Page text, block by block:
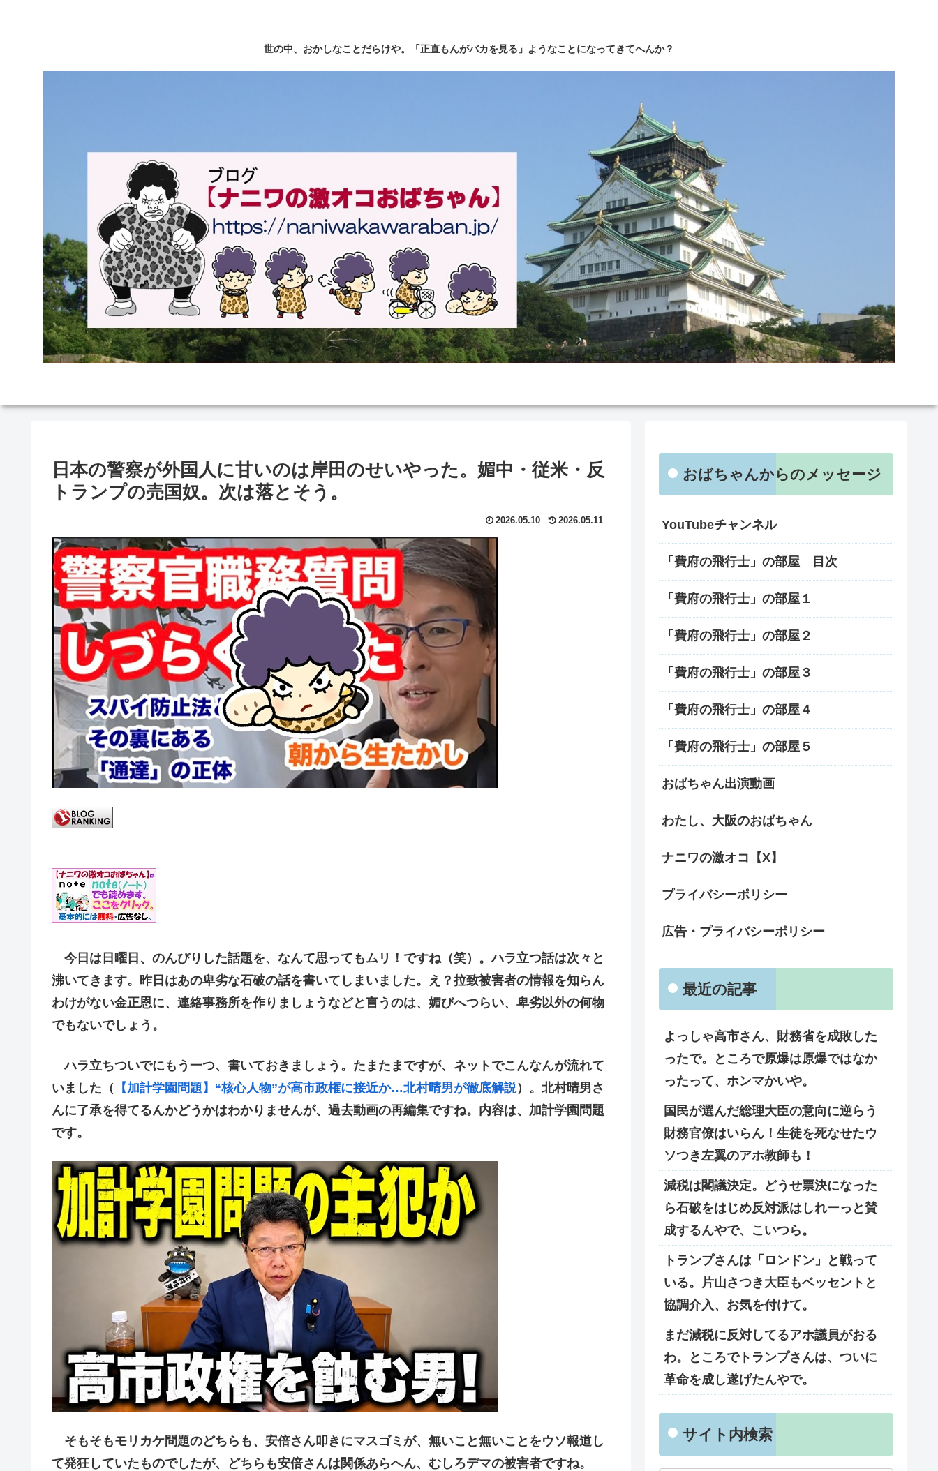
世の中、おかしなことだらけや。「正直もんがバカを見る」ようなことになってきてへんか？
日本の警察が外国人に甘いのは岸田のせいやった。媚中・従米・反
トランプの売国奴。次は落とそう。
2026.05.10 2026.05.11
今日は日曜日、のんびりした話題を、なんて思ってもムリ！ですね（笑）。ハラ立つ話は次々と
沸いてきます。昨日はあの卑劣な石破の話を書いてしまいました。え？拉致被害者の情報を知らん
わけがない金正恩に、連絡事務所を作りましょうなどと言うのは、媚びへつらい、卑劣以外の何物
でもないでしょう。
ハラ立ちついでにもう一つ、書いておきましょう。たまたまですが、ネットでこんなんが流れて
いました（ 【加計学園問題】“核心人物”が高市政権に接近か…北村晴男が徹底解説）。北村晴男さ
んに了承を得てるんかどうかはわかりませんが、過去動画の再編集ですね。内容は、加計学園問題
です。
そもそもモリカケ問題のどちらも、安倍さん叩きにマスゴミが、無いこと無いことをウソ報道し
て発狂していたものでしたが、どちらも安倍さんは関係あらへん、むしろデマの被害者ですね。
おばちゃんからのメッセージ
YouTubeチャンネル
「費府の飛行士」の部屋 目次
「費府の飛行士」の部屋１
「費府の飛行士」の部屋２
「費府の飛行士」の部屋３
「費府の飛行士」の部屋４
「費府の飛行士」の部屋５
おばちゃん出演動画
わたし、大阪のおばちゃん
ナニワの激オコ【X】
プライバシーポリシー
広告・プライバシーポリシー
最近の記事
よっしゃ高市さん、財務省を成敗した
ったで。ところで原爆は原爆ではなか
ったって、ホンマかいや。
国民が選んだ総理大臣の意向に逆らう
財務官僚はいらん！生徒を死なせたウ
ソつき左翼のアホ教師も！
減税は閣議決定。どうせ票決になった
ら石破をはじめ反対派はしれーっと賛
成するんやで、こいつら。
トランプさんは「ロンドン」と戦って
いる。片山さつき大臣もベッセントと
協調介入、お気を付けて。
まだ減税に反対してるアホ議員がおる
わ。ところでトランプさんは、ついに
革命を成し遂げたんやで。
サイト内検索